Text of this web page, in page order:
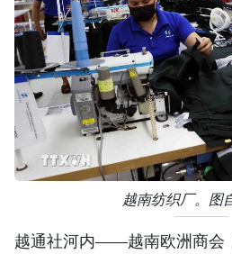
越南纺织厂。图
越通社河内——越南欧洲商会